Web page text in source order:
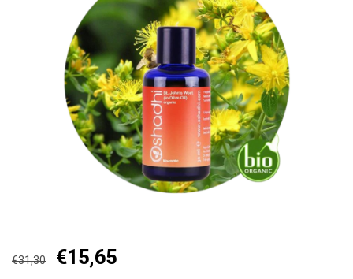
€31,30 €15,65